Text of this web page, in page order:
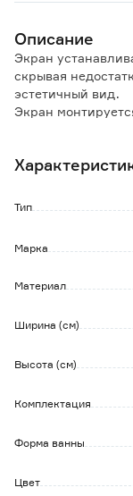
Описание
Экран
скрывая
эстетичный вид.
Экран
Для чистки
Тип
Марка
Материал
Ширина (см)
Высота (см)
Комплектация
Форма ванны
Цвет